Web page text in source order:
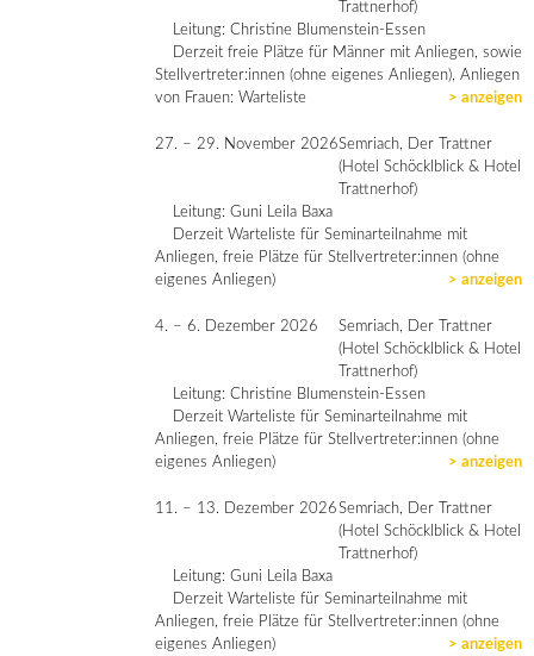
Trattnerhof)
Leitung: Christine Blumenstein-Essen
Derzeit freie Plätze für Männer mit Anliegen, sowie
Stellvertreter:innen (ohne eigenes Anliegen), Anliegen
von Frauen: Warteliste
> anzeigen
27. – 29. November 2026Semriach, Der Trattner
(Hotel Schöcklblick & Hotel
Trattnerhof)
Leitung: Guni Leila Baxa
Derzeit Warteliste für Seminarteilnahme mit
Anliegen, freie Plätze für Stellvertreter:innen (ohne
eigenes Anliegen)
> anzeigen
4. – 6. Dezember 2026
Semriach, Der Trattner
(Hotel Schöcklblick & Hotel
Trattnerhof)
Leitung: Christine Blumenstein-Essen
Derzeit Warteliste für Seminarteilnahme mit
Anliegen, freie Plätze für Stellvertreter:innen (ohne
eigenes Anliegen)
> anzeigen
11. – 13. Dezember 2026Semriach, Der Trattner
(Hotel Schöcklblick & Hotel
Trattnerhof)
Leitung: Guni Leila Baxa
Derzeit Warteliste für Seminarteilnahme mit
Anliegen, freie Plätze für Stellvertreter:innen (ohne
eigenes Anliegen)
> anzeigen